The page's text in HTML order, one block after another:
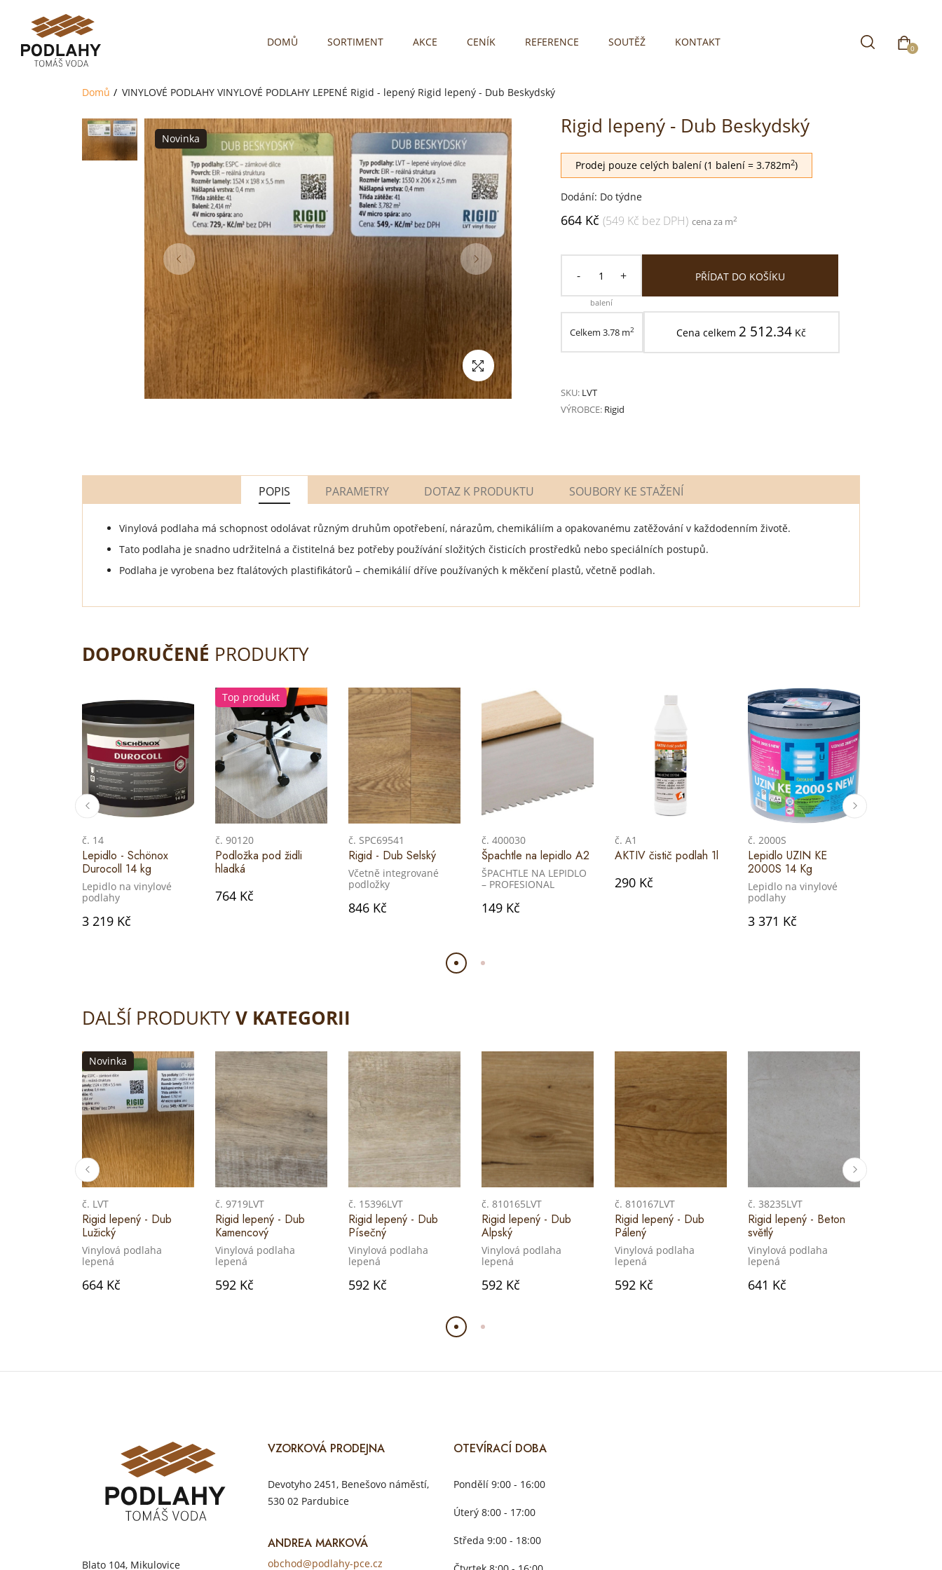
DOMŮ SORTIMENT AKCE CENÍK REFERENCE SOUTĚŽ KONTAKT 0
Domů VINYLOVÉ PODLAHY VINYLOVÉ PODLAHY LEPENÉ Rigid - lepený Rigid lepený - Dub Beskydský
Novinka
Rigid lepený - Dub Beskydský
Prodej pouze celých balení (1 balení = 3.782m2)
Dodání: Do týdne
664 Kč (549 Kč bez DPH) cena za m2
- +
balení
PŘÍDAT DO KOŠÍKU
Celkem 3.78m2 Cena celkem 2 512.34 Kč
SKU: LVT
VÝROBCE: Rigid
POPIS PARAMETRY DOTAZ K PRODUKTU SOUBORY KE STAŽENÍ
Vinylová podlaha má schopnost odolávat různým druhům opotřebení, nárazům, chemikáliím a opakovanému zatěžování v každodenním životě.
Tato podlaha je snadno udržitelná a čistitelná bez potřeby používání složitých čisticích prostředků nebo speciálních postupů.
Podlaha je vyrobena bez ftalátových plastifikátorů – chemikálií dříve používaných k měkčení plastů, včetně podlah.
DOPORUČENÉ PRODUKTY
č. 14
Lepidlo - Schönox
Durocoll 14 kg
Lepidlo na vinylové
podlahy
3 219 Kč
Top produkt
č. 90120
Podložka pod židli
hladká
764 Kč
č. SPC69541
Rigid - Dub Selský
Včetně integrované
podložky
846 Kč
č. 400030
Špachtle na lepidlo A2
ŠPACHTLE NA LEPIDLO
– PROFESIONAL
149 Kč
č. A1
AKTIV čistič podlah 1l
290 Kč
č. 2000S
Lepidlo UZIN KE
2000S 14 Kg
Lepidlo na vinylové
podlahy
3 371 Kč
DALŠÍ PRODUKTYV KATEGORII
Novinka
č. LVT
Rigid lepený - Dub
Lužický
Vinylová podlaha
lepená
664 Kč
č. 9719LVT
Rigid lepený - Dub
Kamencový
Vinylová podlaha
lepená
592 Kč
č. 15396LVT
Rigid lepený - Dub
Písečný
Vinylová podlaha
lepená
592 Kč
č. 810165LVT
Rigid lepený - Dub
Alpský
Vinylová podlaha
lepená
592 Kč
č. 810167LVT
Rigid lepený - Dub
Pálený
Vinylová podlaha
lepená
592 Kč
č. 38235LVT
Rigid lepený - Beton
světlý
Vinylová podlaha
lepená
641 Kč
Blato 104, Mikulovice
VZORKOVÁ PRODEJNA
Devotyho 2451, Benešovo náměstí,
530 02 Pardubice
ANDREA MARKOVÁ
obchod@podlahy-pce.cz
OTEVÍRACÍ DOBA
Pondělí 9:00 - 16:00
Úterý 8:00 - 17:00
Středa 9:00 - 18:00